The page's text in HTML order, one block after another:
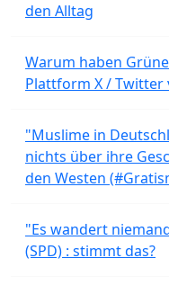
den Alltag
Warum haben
Plattform X / Twitter
"Muslime in
nichts über ihre
den Westen
"Es wandert
(SPD) : stimmt das?